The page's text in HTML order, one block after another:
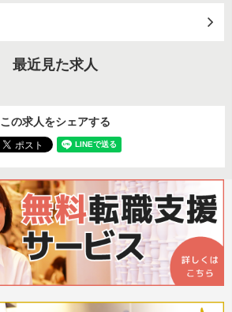
最近見た求人
この求人をシェアする